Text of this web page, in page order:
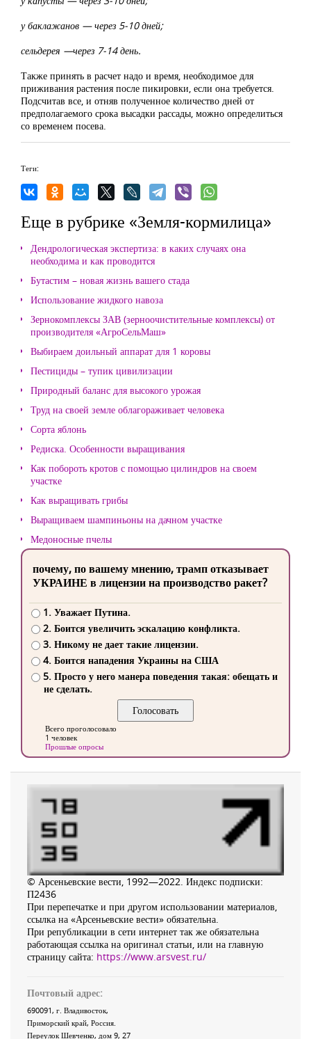
у баклажанов — через 5-10 дней;
сельдерея —через 7-14 день.
Также принять в расчет надо и время, необходимое для
приживания растения после пикировки, если она требуется.
Подсчитав все, и отняв полученное количество дней от
предполагаемого срока высадки рассады, можно определиться
со временем посева.
Теги:
Еще в рубрике «Земля-кормилица»
Дендрологическая экспертиза: в каких случаях она
необходима и как проводится
Бутастим – новая жизнь вашего стада
Использование жидкого навоза
Зернокомплексы ЗАВ (зерноочистительные комплексы) от
производителя «АгроСельМаш»
Выбираем доильный аппарат для 1 коровы
Пестициды – тупик цивилизации
Природный баланс для высокого урожая
Труд на своей земле облагораживает человека
Сорта яблонь
Редиска. Особенности выращивания
Как побороть кротов с помощью цилиндров на своем
участке
Как выращивать грибы
Выращиваем шампиньоны на дачном участке
Медоносные пчелы
почему, по вашему мнению, трамп отказывает
УКРАИНЕ в лицензии на производство ракет?
1. Уважает Путина.
2. Боится увеличить эскалацию конфликта.
3. Никому не дает такие лицензии.
4. Боится нападения Украины на США
5. Просто у него манера поведения такая: обещать и
не сделать.
Всего проголосовало
1 человек
Прошлые опросы
© Арсеньевские вести, 1992—2022. Индекс подписки:
П2436
При перепечатке и при другом использовании материалов,
ссылка на «Арсеньевские вести» обязательна.
При републикации в сети интернет так же обязательна
работающая ссылка на оригинал статьи, или на главную
страницу сайта: https://www.arsvest.ru/
Почтовый адрес:
690091, г. Владивосток,
Приморский край, Россия
Переулок Шевченко, дом 9, 27